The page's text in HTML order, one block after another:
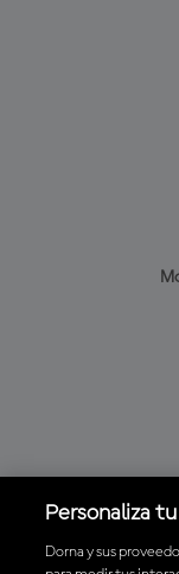
Personaliza
Dorna y sus